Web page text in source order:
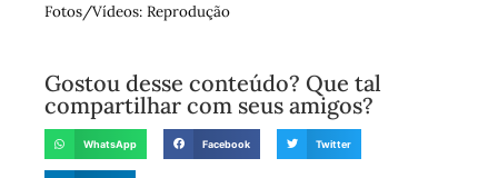
Fotos/Vídeos: Reprodução
Gostou desse conteúdo? Que tal
compartilhar com seus amigos?
WhatsApp Facebook Twitter